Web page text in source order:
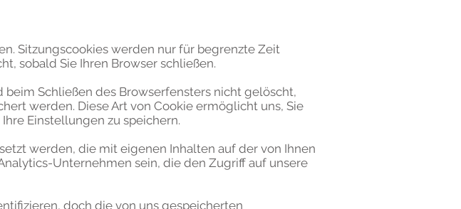
Sitzungscookies werden nur für begrenzte Zeit
sobald Sie Ihren Browser schließen.
beim Schließen des Browserfensters nicht gelöscht,
werden. Diese Art von Cookie ermöglicht uns, Sie
Einstellungen zu speichern.
werden, die mit eigenen Inhalten auf der von Ihnen
Unternehmen sein, die den Zugriff auf unsere
doch die von uns gespeicherten